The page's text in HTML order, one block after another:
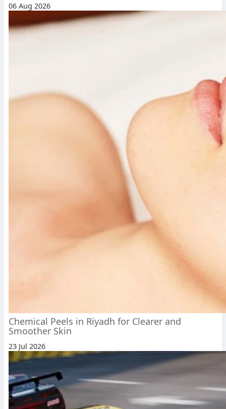
06 Aug 2026
Chemical Peels in Riyadh for Clearer and
Smoother Skin
23 Jul 2026